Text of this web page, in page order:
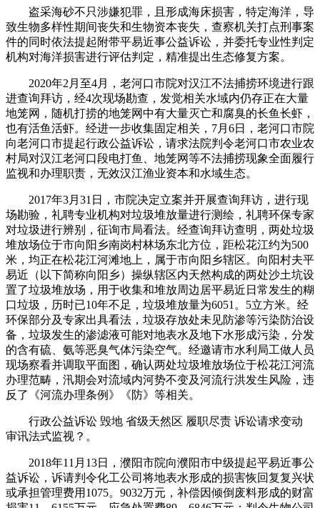
盗采海砂不只涉嫌犯罪，且形成海床损害，特定海洋，导
致生物多样性期间丧失和生物资本丧失，查察机关打点刑事案
件的同时依法提起附带平易近事公益诉讼，并委托专业性判定
机构对海洋损害进行评估判定，精准提出生态修复方案。
2020年2月至4月，老河口市院对汉江不法捕捞环境进行跟
进查询拜访，经4次现场勘查，发觉相关水域内仍存正在大量
地笼网，随机打捞的地笼网中有大量灭亡和腐臭的长鱼长虾，
也有活鱼活虾。经进一步收集固定相关，7月6日，老河口市院
向老河口市提起行政公益诉讼，请求法院判令老河口市农业农
村局对汉江老河口段电打鱼、地笼网等不法捕捞现象全面履行
监视和办理职责，无效汉江渔业资本和水域生态。
2017年3月31日，市院决定立案并开展查询拜访，进行现
场勘验，礼聘专业机构对垃圾堆放量进行测绘，礼聘环保专家
对垃圾进行辨别，征询市局看法。经查询拜访查明，两处垃圾
堆放场位于市向阳乡南岗村林场东北方位，距松花江约为500
米，均正在松花江河滩地上，属于市向阳乡辖区。向阳村夫平
易近（以下简称向阳乡）操纵辖区内天然构成的两处沙土坑设
置了垃圾堆放场，用于收集和堆放周边居平易近日常发生的糊
口垃圾，历时已10年不足，垃圾堆放量为6051。5立方米。经
环保部分及专家出具看法，垃圾存放处未见防渗等污染防治设
备，垃圾发生的渗滤液可能对地表水及地下水形成污染，分发
的含有硫、氨等恶臭气体污染空气。经邀请市水利局工做人员
现场察看并调取平面图，确认两处垃圾堆放场位于松花江河流
办理范畴，汛期会对流域内河势不变及河流行洪发生风险，违
反了《河流办理条例》《防》等相关。
行政公益诉讼 毁地 省级天然区 履职尽责 诉讼请求变动
审讯法式监视？。
2018年11月13日，濮阳市院向濮阳市中级提起平易近事公
益诉讼，诉请判令化工公司将地表水形成的损害恢回复复兴状
或承担管理费用1075。9032万元，补偿因倾倒废料形成的财富